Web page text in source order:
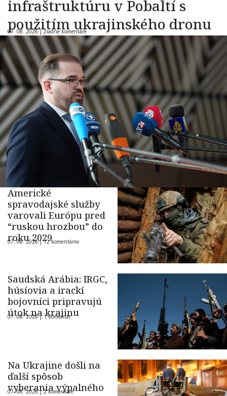
infraštruktúru v Pobaltí s
použitím ukrajinského dronu
07. 08. 2026 |Žiadne komentáre
Americké
spravodajské služby
varovali Európu pred
“ruskou hrozbou” do
roku 2029
07. 08. 2026 |12 komentárov
Saudská Arábia: IRGC,
húsíovia a irackí
bojovníci pripravujú
útok na krajinu
07. 08. 2026 | 1 komentár
Na Ukrajine došli na
ďalší spôsob
vyberania výpalného
07. 08. 2026 |2 komentáre